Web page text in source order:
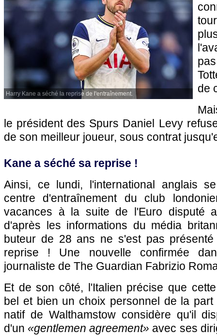
Harry Kane a séché la reprise de l'entraînement.
de
le président des Spurs Daniel Levy
de son meilleur joueur, sous contrat
Kane a séché sa reprise !
Ainsi, ce lundi, l'international anglais
centre d'entraînement du club
vacances à la suite de l'Euro disputé
d'après les informations du média
buteur de 28 ans ne s'est pas
reprise ! Une nouvelle confirmée
journaliste de The Guardian Fabrizio
Et de son côté, l'Italien précise que
bel et bien un choix personnel de la
natif de Walthamstow considère qu'il
d'un «gentlemen agreement» avec ses